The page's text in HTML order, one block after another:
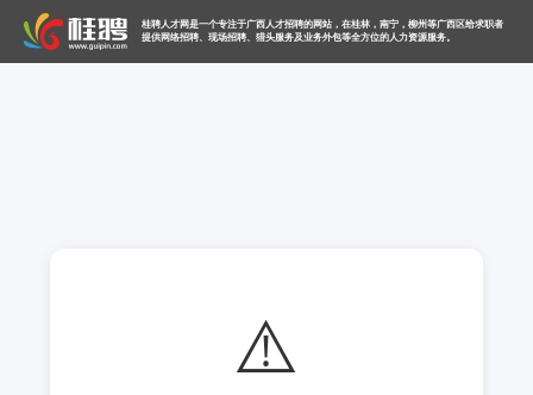
桂聘人才网是一个专注于广西人才招聘的网站，在桂林，南宁，柳州等广西区给求职者
提供网络招聘、现场招聘、猎头服务及业务外包等全方位的人力资源服务。
⚠️